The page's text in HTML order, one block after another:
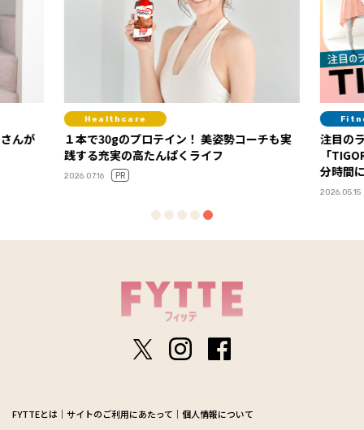
んが
Healthcare
１本で30gのプロテイン！ 美姿勢コーチも実
践する充実の高たんぱくライフ
2026.07.16 PR
注目の
「
分時間
2026.05.15
FYTTEとは サイトのご利用にあたって
個人情報について